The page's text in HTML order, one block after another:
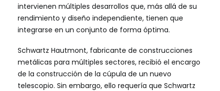
intervienen múltiples desarrollos que, más allá de su
rendimiento y diseño independiente, tienen que
integrarse en un conjunto de forma óptima.
Schwartz Hautmont, fabricante de construcciones
metálicas para múltiples sectores, recibió el encargo
de la construcción de la cúpula de un nuevo
telescopio. Sin embargo, ello requería que Schwartz